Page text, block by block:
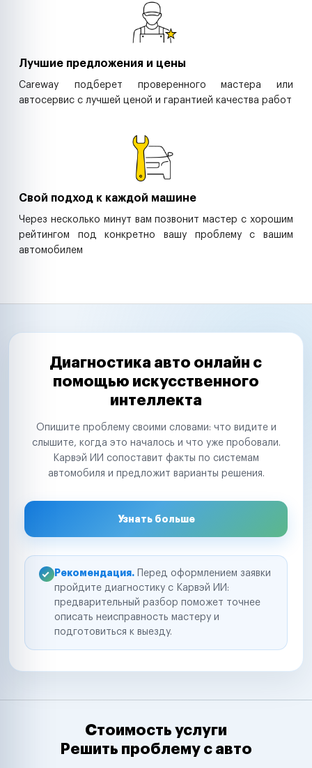
Лучшие предложения и цены
Careway подберет проверенного мастера или
автосервис с лучшей ценой и гарантией качества работ
Свой подход к каждой машине
Через несколько минут вам позвонит мастер с хорошим
рейтингом под конкретно вашу проблему с вашим
автомобилем
Диагностика авто онлайн с
помощью искусственного
интеллекта
Опишите проблему своими словами: что видите и
слышите, когда это началось и что уже пробовали.
Карвэй ИИ сопоставит факты по системам
автомобиля и предложит варианты решения.
Узнать больше
Рекомендация. Перед оформлением заявки
пройдите диагностику с Карвэй ИИ:
предварительный разбор поможет точнее
описать неисправность мастеру и
подготовиться к выезду.
Стоимость услуги
Решить проблему с авто